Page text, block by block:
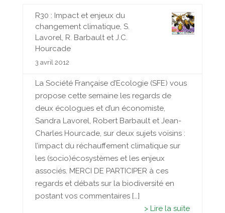
R30 : Impact et enjeux du
changement climatique, S.
Lavorel, R. Barbault et J.C.
Hourcade
3 avril 2012
La Société Française d’Ecologie (SFE) vous
propose cette semaine les regards de
deux écologues et d’un économiste,
Sandra Lavorel, Robert Barbault et Jean-
Charles Hourcade, sur deux sujets voisins :
l’impact du réchauffement climatique sur
les (socio)écosystèmes et les enjeux
associés. MERCI DE PARTICIPER à ces
regards et débats sur la biodiversité en
postant vos commentaires […]
> Lire la suite